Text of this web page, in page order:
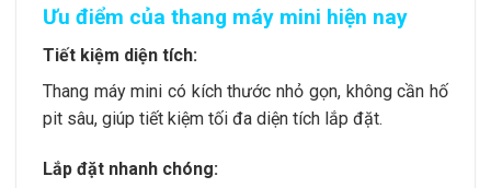
Ưu điểm của thang máy mini hiện nay
Tiết kiệm diện tích:
Thang máy mini có kích thước nhỏ gọn, không cần hố
pit sâu, giúp tiết kiệm tối đa diện tích lắp đặt.
Lắp đặt nhanh chóng: